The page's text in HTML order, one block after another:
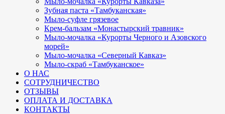
Зубная паста «Тамбуканская»
Мыло-суфле грязевое
Крем-бальзам «Монастырский травник»
Мыло-мочалка «Курорты Черного и Азовского
морей»
Мыло-мочалка «Северный Кавказ»
Мыло-скраб «Тамбуканское»
О НАС
СОТРУДНИЧЕСТВО
ОТЗЫВЫ
ОПЛАТА И ДОСТАВКА
КОНТАКТЫ